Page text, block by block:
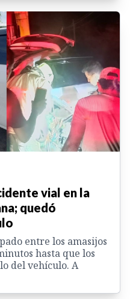
vial en la
quedó
entre los amasijos
hasta que los
del vehículo. A